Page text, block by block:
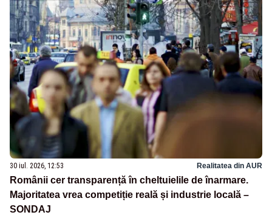
30 iul. 2026, 12:53 Realitatea din AUR
Românii cer transparență în cheltuielile de înarmare.
Majoritatea vrea competiție reală și industrie locală –
SONDAJ